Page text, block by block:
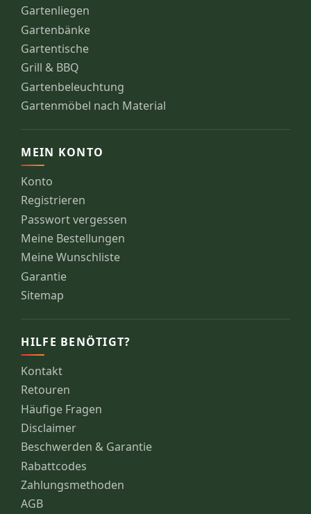
Gartenliegen
Gartenbänke
Gartentische
Grill & BBQ
Gartenbeleuchtung
Gartenmöbel nach Material
MEIN KONTO
Konto
Registrieren
Passwort vergessen
Meine Bestellungen
Meine Wunschliste
Garantie
Sitemap
HILFE BENÖTIGT?
Kontakt
Retouren
Häufige Fragen
Disclaimer
Beschwerden & Garantie
Rabattcodes
Zahlungsmethoden
AGB